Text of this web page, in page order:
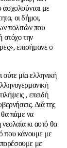
με
οι δήμοι,
πολιτών που
στόχο την
επισήμανε ο
μία ελληνική
, επειδή
Διά της
θα πάμε να
κι αυτό θα
που κάνουμε με
με